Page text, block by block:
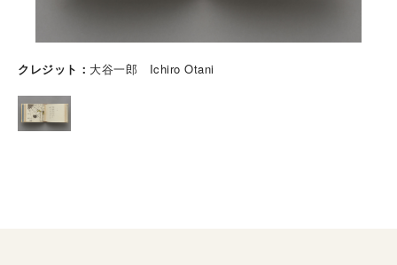
クレジット 大谷一郎 Ichiro Otani